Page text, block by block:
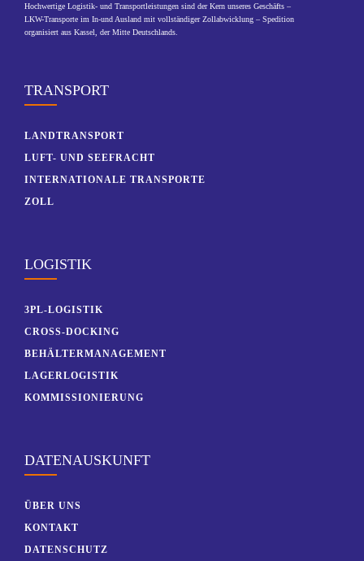
Hochwertige Logistik- und Transportleistungen sind der Kern unseres Geschäfts –
LKW-Transporte im In-und Ausland mit vollständiger Zollabwicklung – Spedition
organisiert aus Kassel, der Mitte Deutschlands.
TRANSPORT
LANDTRANSPORT
LUFT- UND SEEFRACHT
INTERNATIONALE TRANSPORTE
ZOLL
LOGISTIK
3PL-LOGISTIK
CROSS-DOCKING
BEHÄLTERMANAGEMENT
LAGERLOGISTIK
KOMMISSIONIERUNG
DATENAUSKUNFT
ÜBER UNS
KONTAKT
DATENSCHUTZ